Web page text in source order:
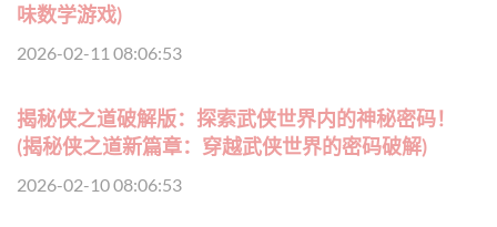
味数学游戏)
2026-02-11 08:06:53
揭秘侠之道破解版：探索武侠世界内的神秘密码！
(揭秘侠之道新篇章：穿越武侠世界的密码破解)
2026-02-10 08:06:53